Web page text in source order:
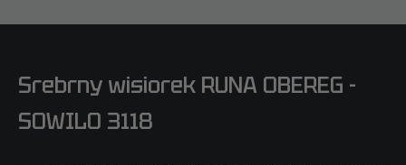
Srebrny wisiorek RUNA OBEREG -
SOWILO 3118